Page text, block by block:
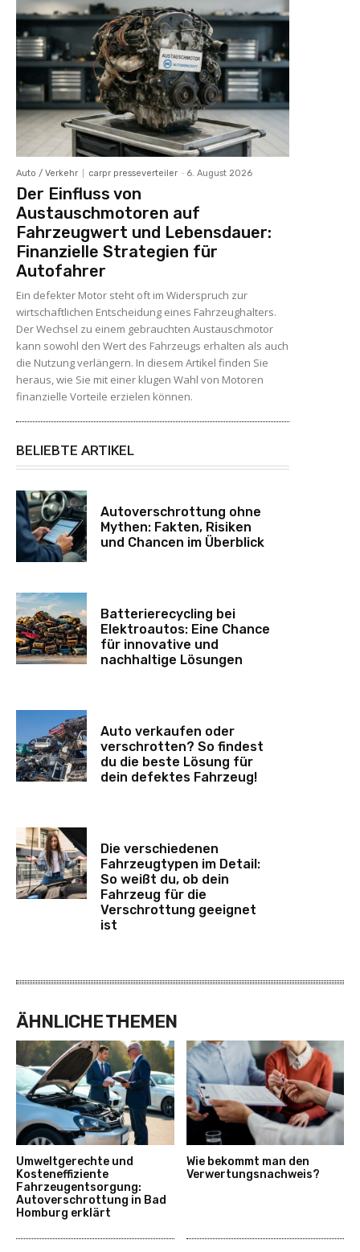
Auto / Verkehr carpr presseverteiler - 6. August 2026
Der Einfluss von
Austauschmotoren auf
Fahrzeugwert und Lebensdauer:
Finanzielle Strategien für
Autofahrer
Ein defekter Motor steht oft im Widerspruch zur
wirtschaftlichen Entscheidung eines Fahrzeughalters.
Der Wechsel zu einem gebrauchten Austauschmotor
kann sowohl den Wert des Fahrzeugs erhalten als auch
die Nutzung verlängern. In diesem Artikel finden Sie
heraus, wie Sie mit einer klugen Wahl von Motoren
finanzielle Vorteile erzielen können.
BELIEBTE ARTIKEL
Autoverschrottung ohne
Mythen: Fakten, Risiken
und Chancen im Überblick
Batterierecycling bei
Elektroautos: Eine Chance
für innovative und
nachhaltige Lösungen
Auto verkaufen oder
verschrotten? So findest
du die beste Lösung für
dein defektes Fahrzeug!
Die verschiedenen
Fahrzeugtypen im Detail:
So weißt du, ob dein
Fahrzeug für die
Verschrottung geeignet
ist
ÄHNLICHE THEMEN
Umweltgerechte und
Kosteneffiziente
Fahrzeugentsorgung:
Autoverschrottung in Bad
Homburg erklärt
Wie bekommt man den
Verwertungsnachweis?